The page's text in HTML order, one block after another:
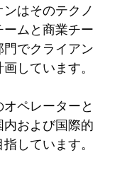
はそのテクノ
ムと商業チー
でクライアン
しています。
ペレーターと
および国際的
しています。